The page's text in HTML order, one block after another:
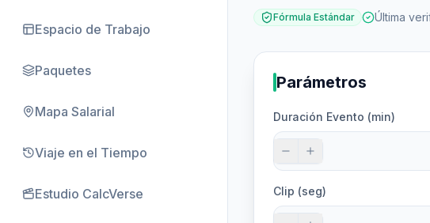
Espacio de Trabajo
Paquetes
Mapa Salarial
Viaje en el Tiempo
Estudio CalcVerse
Fórmula Estándar Última
Parámetros
Duración Evento (min)
Clip (seg)